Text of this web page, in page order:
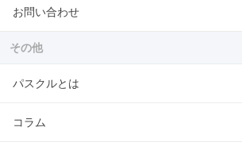
お問い合わせ
その他
パスクルとは
コラム